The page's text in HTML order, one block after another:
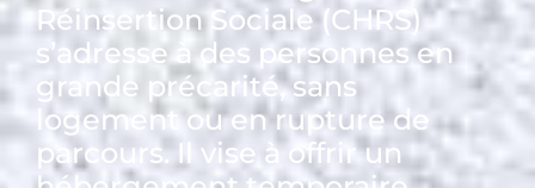
Réinsertion Sociale (CHRS)
s’adresse à des personnes en
grande précarité, sans
logement ou en rupture de
parcours. Il vise à offrir un